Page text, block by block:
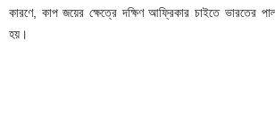
কারণে, কাপ জয়ের ক্ষেত্রে দক্ষিণ আফ্রিকার চাইতে ভারতের
হয়।